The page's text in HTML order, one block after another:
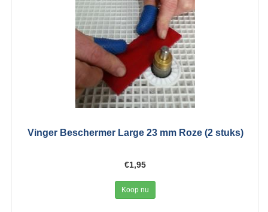
Vinger Beschermer Large 23 mm Roze (2 stuks)
€1,95
Koop nu